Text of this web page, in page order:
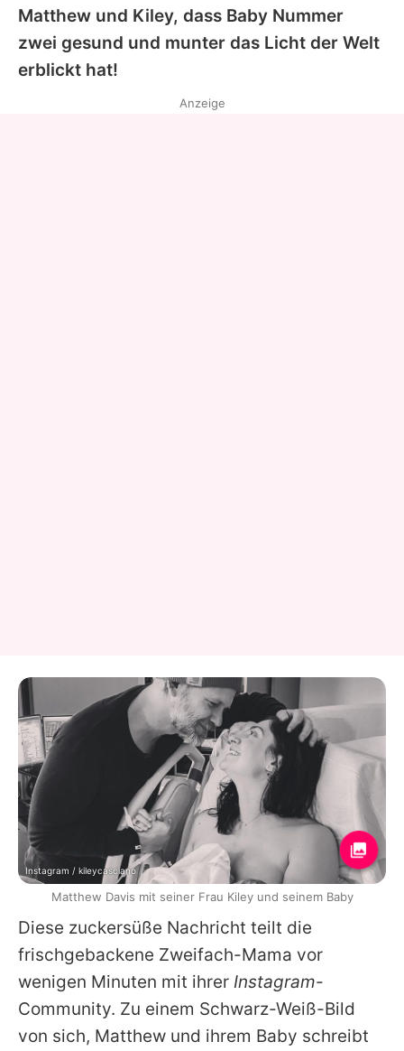
Matthew und Kiley, dass Baby Nummer
zwei gesund und munter das Licht der Welt
erblickt hat!
Diese zuckersüße Nachricht teilt die
frischgebackene Zweifach-Mama vor
wenigen Minuten mit ihrer Instagram-
Community. Zu einem Schwarz-Weiß-Bild
von sich, Matthew und ihrem Baby schreibt
Anzeige
Instagram / kileycasciano
Matthew Davis mit seiner Frau Kiley und seinem Baby